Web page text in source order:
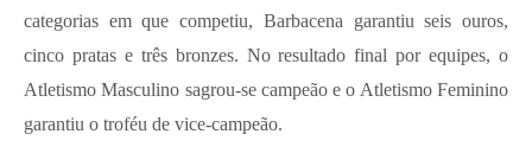
categorias em que competiu, Barbacena garantiu seis ouros,
cinco pratas e três bronzes. No resultado final por equipes, o
Atletismo Masculino sagrou-se campeão e o Atletismo Feminino
garantiu o troféu de vice-campeão.